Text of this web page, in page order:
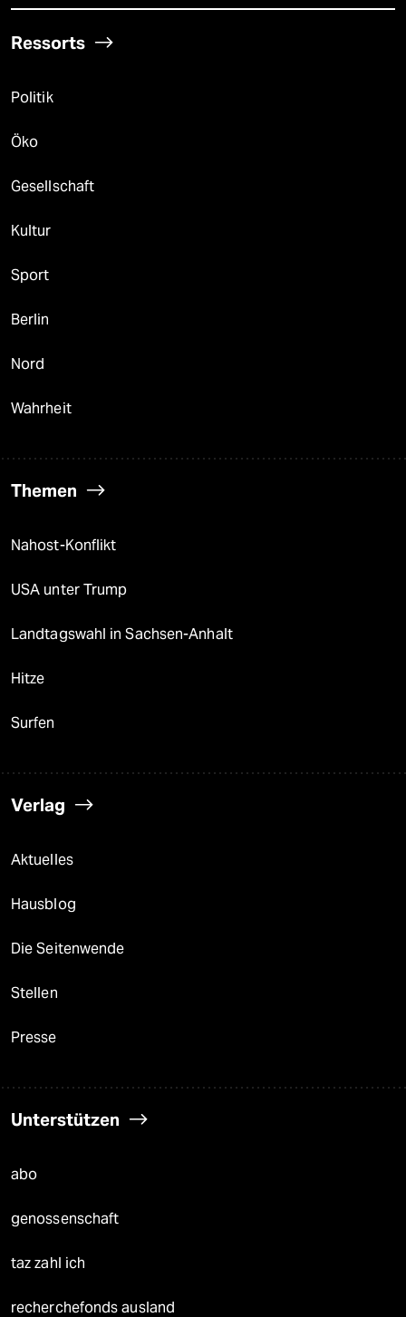
Ressorts
Politik
Öko
Gesellschaft
Kultur
Sport
Berlin
Nord
Wahrheit
Themen
Nahost-Konflikt
USA unter Trump
Landtagswahl in Sachsen-Anhalt
Hitze
Surfen
Verlag
Aktuelles
Hausblog
Die Seitenwende
Stellen
Presse
Unterstützen
abo
genossenschaft
taz zahl ich
recherchefonds ausland